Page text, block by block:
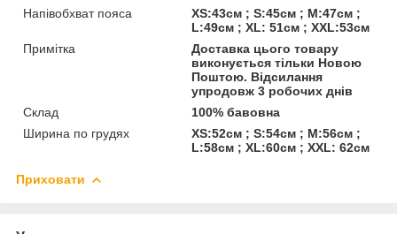
Напівобхват пояса
XS:43см ; S:45см ; M:47см ;
L:49см ; XL: 51см ; XXL:53см
Примітка
Доставка цього товару
виконується тільки Новою
Поштою. Відсилання
упродовж 3 робочих днів
Склад
100% бавовна
Ширина по грудях
XS:52см ; S:54см ; M:56см ;
L:58см ; XL:60см ; XXL: 62см
Приховати